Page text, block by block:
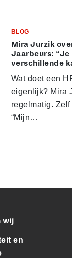
BLOG
Mira Jurzik
Jaarbeurs: “Je
verschillende
Wat doet een
eigenlijk? Mira
regelmatig.
“Mijn…
wij
en